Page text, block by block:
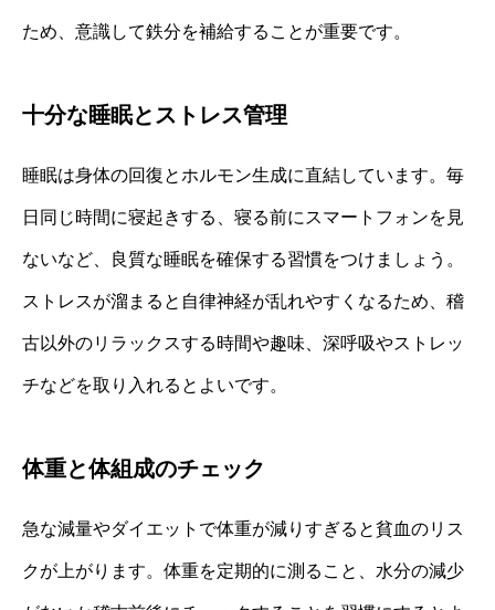
ため、意識して鉄分を補給することが重要です。
十分な睡眠とストレス管理
睡眠は身体の回復とホルモン生成に直結しています。毎
日同じ時間に寝起きする、寝る前にスマートフォンを見
ないなど、良質な睡眠を確保する習慣をつけましょう。
ストレスが溜まると自律神経が乱れやすくなるため、稽
古以外のリラックスする時間や趣味、深呼吸やストレッ
チなどを取り入れるとよいです。
体重と体組成のチェック
急な減量やダイエットで体重が減りすぎると貧血のリス
クが上がります。体重を定期的に測ること、水分の減少